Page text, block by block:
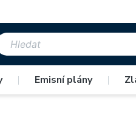
| Emisní plány |